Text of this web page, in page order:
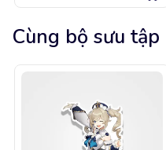
Cùng bộ sưu tập